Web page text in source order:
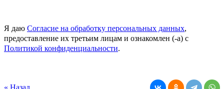
Я даю Согласие на обработку персональных данных,
предоставление их третьим лицам и ознакомлен (-а) c
Политикой конфиденциальности.
« Назад